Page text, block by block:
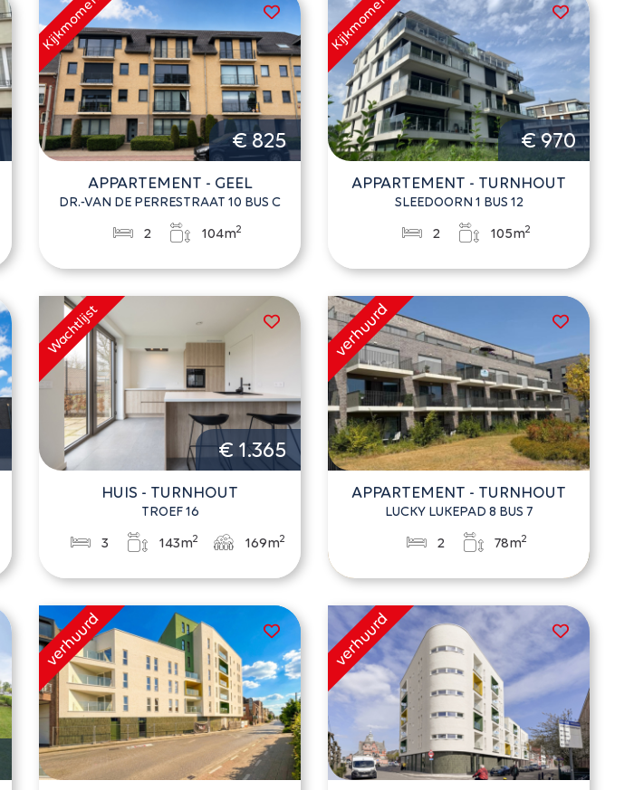
€ 825
APPARTEMENT - GEEL
DR.-VAN DE PERRESTRAAT 10 BUS C
2 104m2
€ 970
APPARTEMENT - TURNHOUT
SLEEDOORN 1 BUS 12
2 105m2
€ 1.365
HUIS - TURNHOUT
TROEF 16
3 143m2 169m2
APPARTEMENT - TURNHOUT
LUCKY LUKEPAD 8 BUS 7
2 78m2